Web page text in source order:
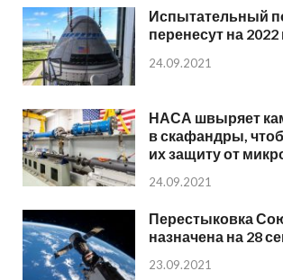
Испытательный
перенесут на 2022
24.09.2021
НАСА швыряет
в скафандры,
их защиту от
24.09.2021
Перестыковка
назначена на 28
23.09.2021